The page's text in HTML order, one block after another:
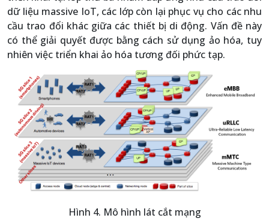
dữ liệu massive IoT, các lớp còn lại phục vụ cho các nhu
cầu trao đổi khác giữa các thiết bị di động. Vấn đề này
có thể giải quyết được bằng cách sử dụng ảo hóa, tuy
nhiên việc triển khai ảo hóa tương đối phức tạp.
Hình 4. Mô hình lát cắt mạng